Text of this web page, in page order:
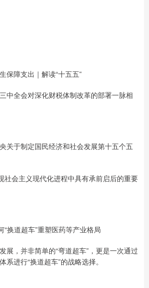
保障支出｜解读“十五五”
中全会对深化财税体制改革的部署一脉相
关于制定国民经济和社会发展第十五个五
社会主义现代化进程中具有承前启后的重要
“换道超车”重塑医药等产业格局
展，并非简单的“弯道超车”，更是一次通过
进行“换道超车”的战略选择。